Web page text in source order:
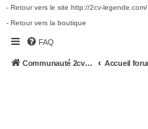
- Retour vers le site http://2cv-legende.com/
- Retour vers la boutique
FAQ
Communauté 2cv-legende.com